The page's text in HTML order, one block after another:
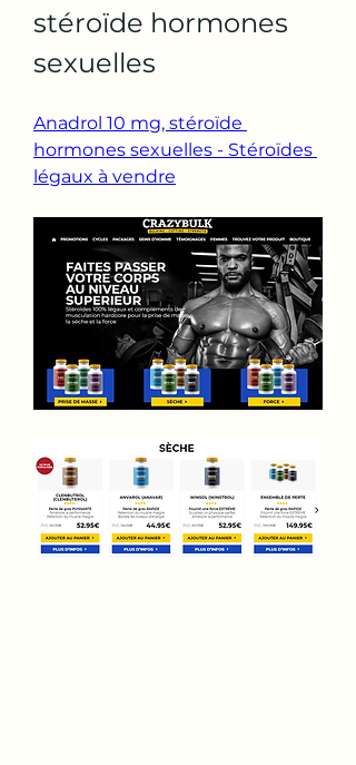
stéroïde hormones
sexuelles
Anadrol 10 mg, stéroïde
hormones sexuelles - Stéroïdes
légaux à vendre